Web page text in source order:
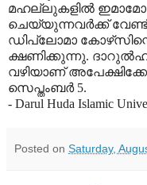
മഹല്ലുകളില്‍
ചെയ്യുന്നവര്‍ക്ക്
ഡിപ്ലോമാ
ക്ഷണിക്കുന്നു.
വഴിയാണ്
സെപ്തംബര്‍ 5.
- Darul Huda Islamic
Posted on Saturday,